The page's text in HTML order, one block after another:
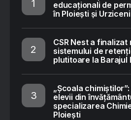
educaționali de
în Ploiești și Urziceni
CSR Nest a finalizat
sistemului de
plutitoare la Barajul
„Școala
elevii din
specializarea
Ploiești